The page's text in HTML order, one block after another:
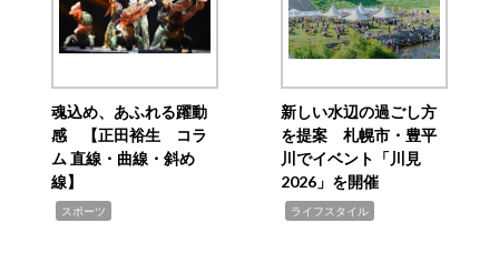
魂込め、あふれる躍動
感 【正田裕生 コラ
ム 直線・曲線・斜め
線】
スポーツ
新しい水辺の過ごし方
を提案 札幌市・豊平
川でイベント「川見
2026」を開催
ライフスタイル